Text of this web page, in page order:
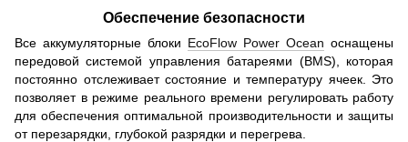
Обеспечение безопасности
Все аккумуляторные блоки EcoFlow Power Ocean оснащены
передовой системой управления батареями (BMS), которая
постоянно отслеживает состояние и температуру ячеек. Это
позволяет в режиме реального времени регулировать работу
для обеспечения оптимальной производительности и защиты
от перезарядки, глубокой разрядки и перегрева.